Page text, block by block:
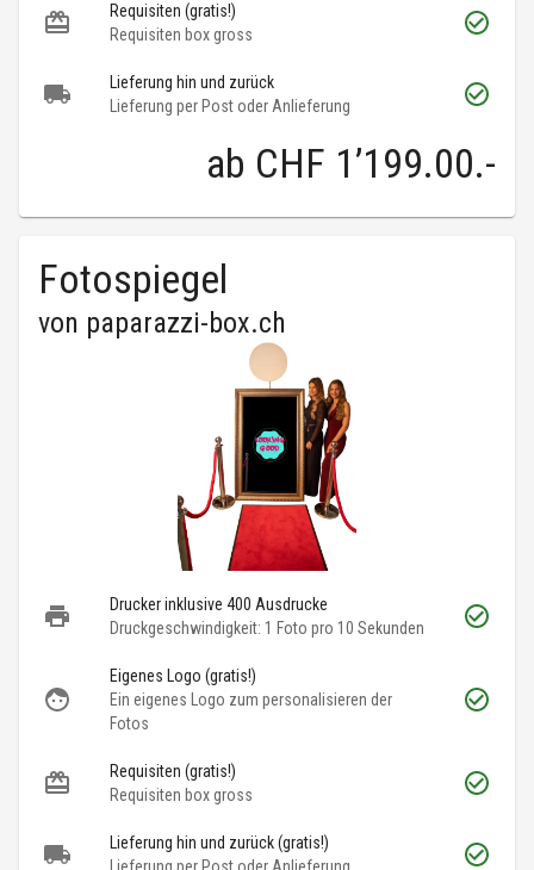
Requisiten (gratis!)
Requisiten box gross
Lieferung hin und zurück
Lieferung per Post oder Anlieferung
ab CHF 1’199.00.-
Fotospiegel
von paparazzi-box.ch
Drucker inklusive 400 Ausdrucke
Druckgeschwindigkeit: 1 Foto pro 10 Sekunden
Eigenes Logo (gratis!)
Ein eigenes Logo zum personalisieren der
Fotos
Requisiten (gratis!)
Requisiten box gross
Lieferung hin und zurück (gratis!)